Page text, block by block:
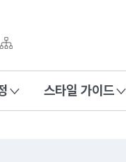
스타일 가이드